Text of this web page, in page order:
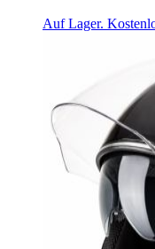
Auf Lager.